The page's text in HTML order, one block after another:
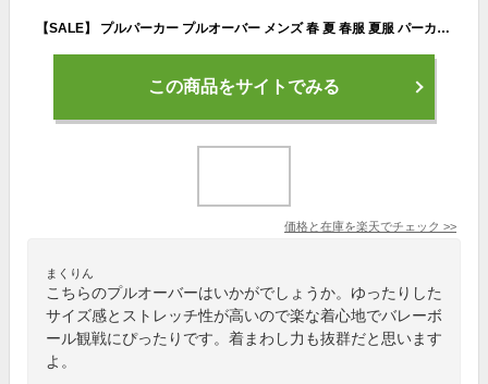
【SALE】 プルパーカー プルオーバー メンズ 春 夏 春服 夏服 パーカー ハーフスリーブ 半袖 5分袖 ポンチ ビッグシルエット オーバーサイズ ドロップショルダー ストレッチ M L XL 【返品交換不可】
この商品をサイトでみる
価格と在庫を楽天でチェック >>
まくりん
こちらのプルオーバーはいかがでしょうか。ゆったりした
サイズ感とストレッチ性が高いので楽な着心地でバレーボ
ール観戦にぴったりです。着まわし力も抜群だと思います
よ。